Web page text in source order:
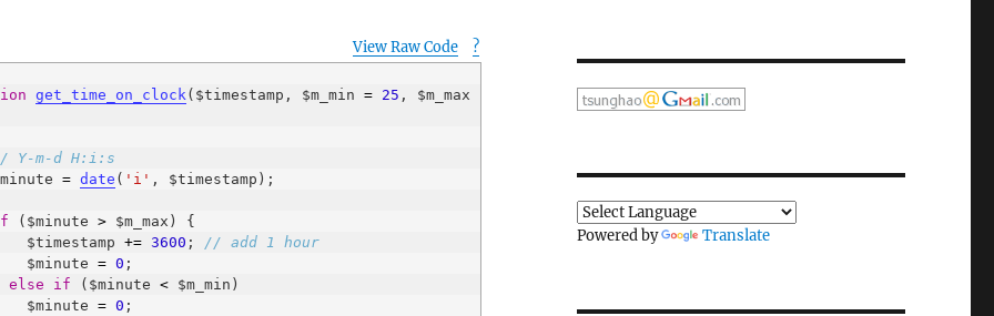
View Raw Code ?
get_time_on_clock ($timestamp, $m_min = 25
Y-m-d H:i:s
$minute
= date ( 'i'
($minute >
        $timestamp
+= 3600 ; // add 1 hour
        $minute
= 0
}
else if ($minute <
        $minute
= 0
Powered by Translate